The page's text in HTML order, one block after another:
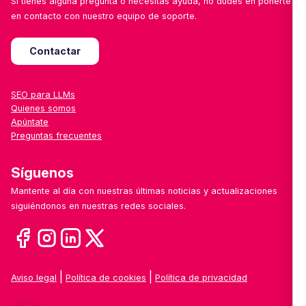
en contacto con nuestro equipo de soporte.
Contactar
SEO para LLMs
Quienes somos
Apúntate
Preguntas frecuentes
Síguenos
Mantente al día con nuestras últimas noticias y actualizaciones
siguiéndonos en nuestras redes sociales.
Aviso legal Política de cookies Política de privacidad